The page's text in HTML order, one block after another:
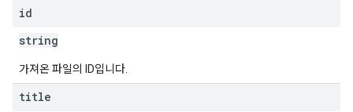
id
string
가져온 파일의 ID입니다.
title